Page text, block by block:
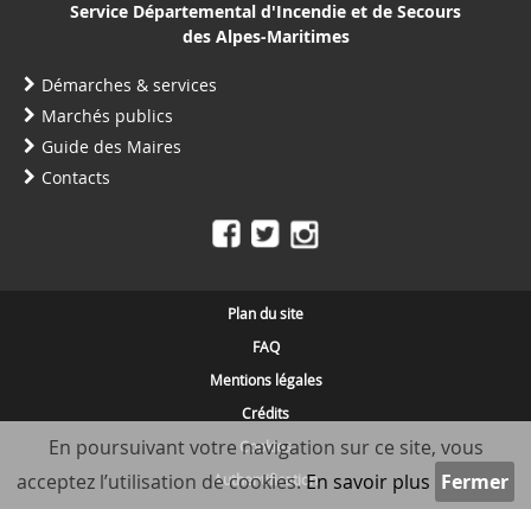
Service Départemental d'Incendie et de Secours
des Alpes-Maritimes
Démarches & services
Marchés publics
Guide des Maires
Contacts
Plan du site
FAQ
Mentions légales
Crédits
Cookies
Authentification
En poursuivant votre navigation sur ce site, vous
acceptez l’utilisation de cookies.En savoir plus